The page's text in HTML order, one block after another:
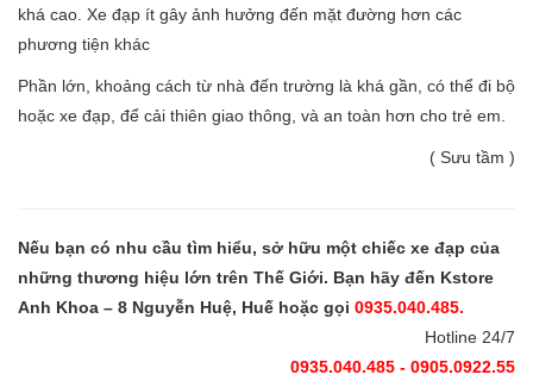
khá cao. Xe đạp ít gây ảnh hưởng đến mặt đường hơn các
phương tiện khác
Phần lớn, khoảng cách từ nhà đến trường là khá gần, có thể đi bộ
hoặc xe đạp, để cải thiên giao thông, và an toàn hơn cho trẻ em.
( Sưu tầm )
Nếu bạn có nhu cầu tìm hiểu, sở hữu một chiếc xe đạp của
những thương hiệu lớn trên Thế Giới. Bạn hãy đến Kstore
Anh Khoa – 8 Nguyễn Huệ, Huế hoặc gọi 0935.040.485.
Hotline 24/7
0935.040.485 - 0905.0922.55